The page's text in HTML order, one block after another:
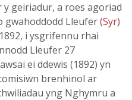
geiriadur, a roes agoriad
gwahoddodd Lleufer(Syr)
i ysgrifennu rhai
Lleufer 27
ei ddewis (1892) yn
brenhinol ar
yng Nghymru a